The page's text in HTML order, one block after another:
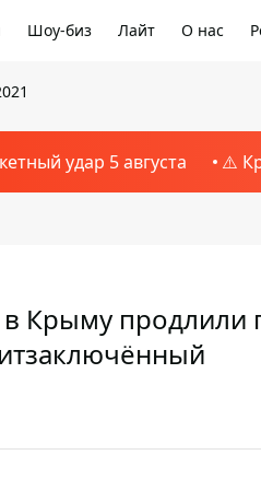
Шоу-биз Лайт О нас
удар 5 августа ⚠️
Крыму